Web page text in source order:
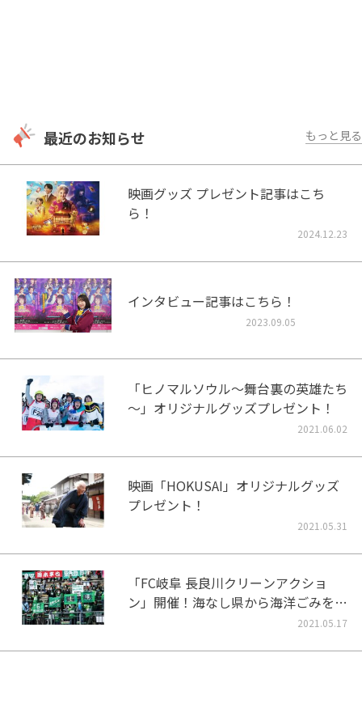
最近のお知らせ もっと見る
映画グッズ プレゼント記事はこち
ら！
2024.12.23
インタビュー記事はこちら！
2023.09.05
「ヒノマルソウル～舞台裏の英雄たち
～」オリジナルグッズプレゼント！
2021.06.02
映画「HOKUSAI」オリジナルグッズ
プレゼント！
2021.05.31
「FC岐阜 長良川クリーンアクショ
ン」開催！海なし県から海洋ごみをな
2021.05.17